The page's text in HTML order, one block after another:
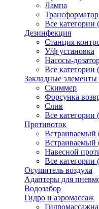
Лампа
Трансформатор
Все категории
Дезинфекция
Станция
У/ф установка
Насосы-
Все категории
Закладные элементы
Скиммер
Форсунка
Слив
Все категории
Противоток
Встраиваемый
Встраиваемый
Навесной
Все категории
Осушитель воздуха
Адаптеры для
Водозабор
Гидро и аэромассаж